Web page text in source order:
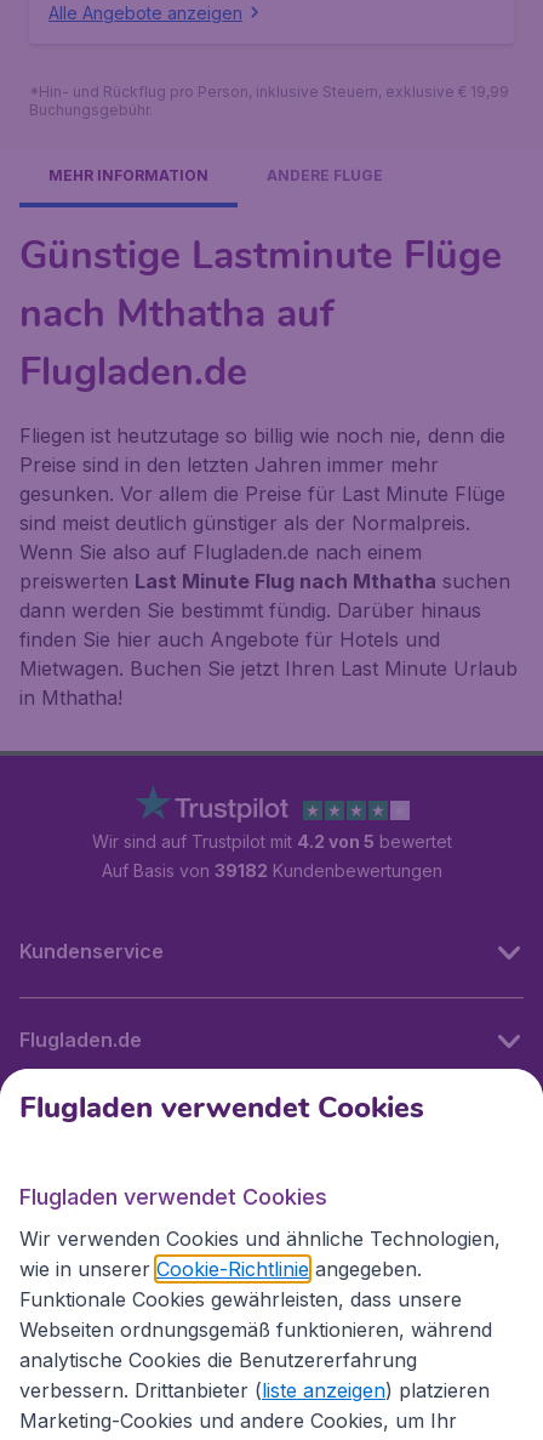
Alle Angebote anzeigen
*Hin- und Rückflug pro Person, inklusive Steuern, exklusive € 19,99
Buchungsgebühr.
MEHR INFORMATION ANDERE FLÜGE
Günstige Lastminute Flüge
nach Mthatha auf
Flugladen.de
Fliegen ist heutzutage so billig wie noch nie, denn die
Preise sind in den letzten Jahren immer mehr
gesunken. Vor allem die Preise für Last Minute Flüge
sind meist deutlich günstiger als der Normalpreis.
Wenn Sie also auf Flugladen.de nach einem
preiswerten Last Minute Flug nach Mthatha suchen
dann werden Sie bestimmt fündig. Darüber hinaus
finden Sie hier auch Angebote für Hotels und
Mietwagen. Buchen Sie jetzt Ihren Last Minute Urlaub
in Mthatha!
Wir sind auf Trustpilot mit 4.2 von 5 bewertet
Auf Basis von 39182 Kundenbewertungen
Kundenservice
Flugladen.de
Internationale Webseiten
Folgen Sie uns:
Flugladen verwendet Cookies
Flugladen verwendet Cookies
Wir verwenden Cookies und ähnliche Technologien,
wie in unserer Cookie-Richtlinie angegeben.
Funktionale Cookies gewährleisten, dass unsere
Webseiten ordnungsgemäß funktionieren, während
analytische Cookies die Benutzererfahrung
verbessern. Drittanbieter (liste anzeigen) platzieren
Marketing-Cookies und andere Cookies, um Ihr